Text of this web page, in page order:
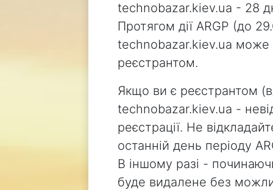
technobazar.kiev.ua - 28
Протягом дії ARGP (до
technobazar.kiev.ua може
реєстрантом.
Якщо ви є реєстрантом
technobazar.kiev.ua -
реєстрації. Не
останній день періоду
В іншому разі -
буде видалене без